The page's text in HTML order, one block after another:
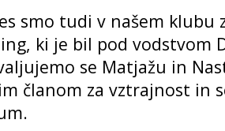
smo tudi v našem klubu
ki je bil pod vodstvom
se Matjažu in
članom za vztrajnost in